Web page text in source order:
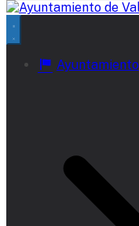
Ayuntamiento